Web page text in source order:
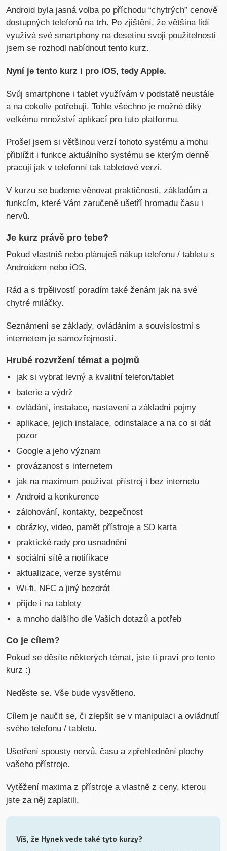
Android byla jasná volba po příchodu “chytrých” cenově
dostupných telefonů na trh. Po zjištění, že většina lidí
využívá své smartphony na desetinu svoji použitelnosti
jsem se rozhodl nabídnout tento kurz.
Nyní je tento kurz i pro iOS, tedy Apple.
Svůj smartphone i tablet využívám v podstatě neustále
a na cokoliv potřebuji. Tohle všechno je možné díky
velkému množství aplikací pro tuto platformu.
Prošel jsem si většinou verzí tohoto systému a mohu
přiblížit i funkce aktuálního systému se kterým denně
pracuji jak v telefonní tak tabletové verzi.
V kurzu se budeme věnovat praktičnosti, základům a
funkcím, které Vám zaručeně ušetří hromadu času i
nervů.
Je kurz právě pro tebe?
Pokud vlastníš nebo plánuješ nákup telefonu / tabletu s
Androidem nebo iOS.
Rád a s trpělivostí poradím také ženám jak na své
chytré miláčky.
Seznámení se základy, ovládáním a souvislostmi s
internetem je samozřejmostí.
Hrubé rozvržení témat a pojmů
jak si vybrat levný a kvalitní telefon/tablet
baterie a výdrž
ovládání, instalace, nastavení a základní pojmy
aplikace, jejich instalace, odinstalace a na co si dát
pozor
Google a jeho význam
provázanost s internetem
jak na maximum používat přístroj i bez internetu
Android a konkurence
zálohování, kontakty, bezpečnost
obrázky, video, pamět přístroje a SD karta
praktické rady pro usnadnění
sociální sítě a notifikace
aktualizace, verze systému
Wi-fi, NFC a jiný bezdrát
přijde i na tablety
a mnoho dalšího dle Vašich dotazů a potřeb
Co je cílem?
Pokud se děsíte některých témat, jste ti praví pro tento
kurz :)
Neděste se. Vše bude vysvětleno.
Cílem je naučit se, či zlepšit se v manipulaci a ovládnutí
svého telefonu / tabletu.
Ušetření spousty nervů, času a zpřehlednění plochy
vašeho přístroje.
Vytěžení maxima z přístroje a vlastně z ceny, kterou
jste za něj zaplatili.
Víš, že Hynek vede také tyto kurzy?